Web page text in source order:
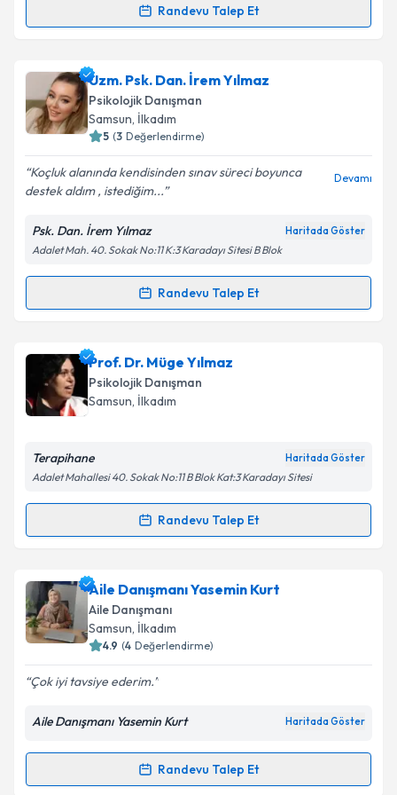
Kişisel verilerimin işlenmesine ilişkin
Metni'ni okudum ve kişisel verilerimin belirtilen
Takvim Talebini Gönder
Randevu Talep Et
Randevu Takvimi Talebi
Psk. Nazlı Kol Yılmaz için randevu takvimi talebi
oluşturun. Size bu uzmandan randevu almanız için bir
takvim hazırlandığında e-posta ile bilgilendireceğiz.
Kişisel verilerimin işlenmesine ilişkin
Aydınlatma
Metni'ni okudum ve kişisel verilerimin belirtilen
kapsamda işlenmesini kabul ediyorum.
Uzm. Psk. Dan. İrem Yılmaz
Psikolojik Danışman
Samsun, İlkadım
5 (3 Değerlendirme)
Koçluk alanında kendisinden sınav süreci boyunca
destek aldım , istediğim...
Devamı
Psk. Dan. İrem Yılmaz Haritada Göster
Adalet Mah. 40. Sokak No:11 K:3 Karadayı Sitesi B Blok
Randevu Talep Et
Randevu Takvimi Talebi
Uzm. Psk. Dan. İrem Yılmaziçin randevu takvimi
talebi oluşturun. Size bu uzmandan randevu almanız
için bir takvim hazırlandığında e-posta ile
bilgilendireceğiz.
Kişisel verilerimin işlenmesine ilişkinAydınlatma
kapsamda işlenmesini kabul ediyorum.
Takvim Talebini Gönder
Prof. Dr. Müge Yılmaz
Psikolojik Danışman
Samsun, İlkadım
Terapihane Haritada Göster
Adalet Mahallesi 40. Sokak No:11 B Blok Kat:3 Karadayı Sitesi
Randevu Talep Et
Randevu Takvimi Talebi
Prof. Dr. Müge Yılmaziçin randevu takvimi talebi
oluşturun. Size bu uzmandan randevu almanız için bir
takvim hazırlandığında e-posta ile bilgilendireceğiz.
'ni okudum ve kişisel verilerimin belirtilen
kapsamda işlenmesini kabul ediyorum.
Aile Danışmanı Yasemin Kurt
Aile Danışmanı
Samsun, İlkadım
4.9 (4 Değerlendirme)
Çok iyi tavsiye ederim.
Aile Danışmanı Yasemin Kurt Haritada Göster
Randevu Talep Et
Randevu Takvimi Talebi